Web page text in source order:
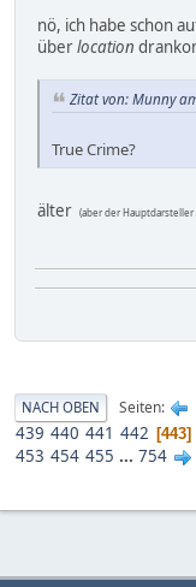
nö, ich habe schon
überlocation
Zitat von: Munny
True Crime?
älter (aber der Hauptdarsteller
NACH OBEN Seiten
439 440 441 442 443
453 454 455 ... 754